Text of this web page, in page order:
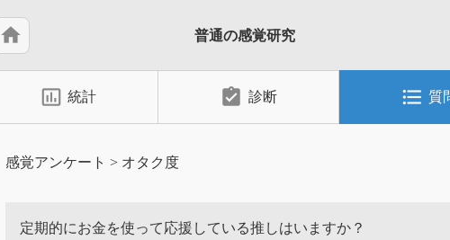
home 普通の感覚研究
insert_chart_outlined 統計 assignment_turned_in 診断 format_list_bulleted 質
感覚アンケート > オタク度
定期的にお金を使って応援している推しはいますか？